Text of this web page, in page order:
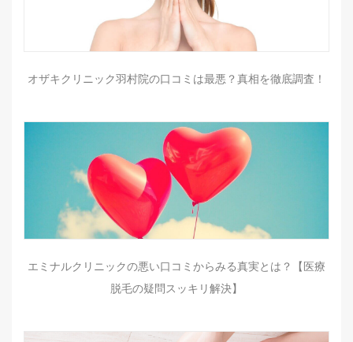
オザキクリニック羽村院の口コミは最悪？真相を徹底調査！
エミナルクリニックの悪い口コミからみる真実とは？【医療
脱毛の疑問スッキリ解決】